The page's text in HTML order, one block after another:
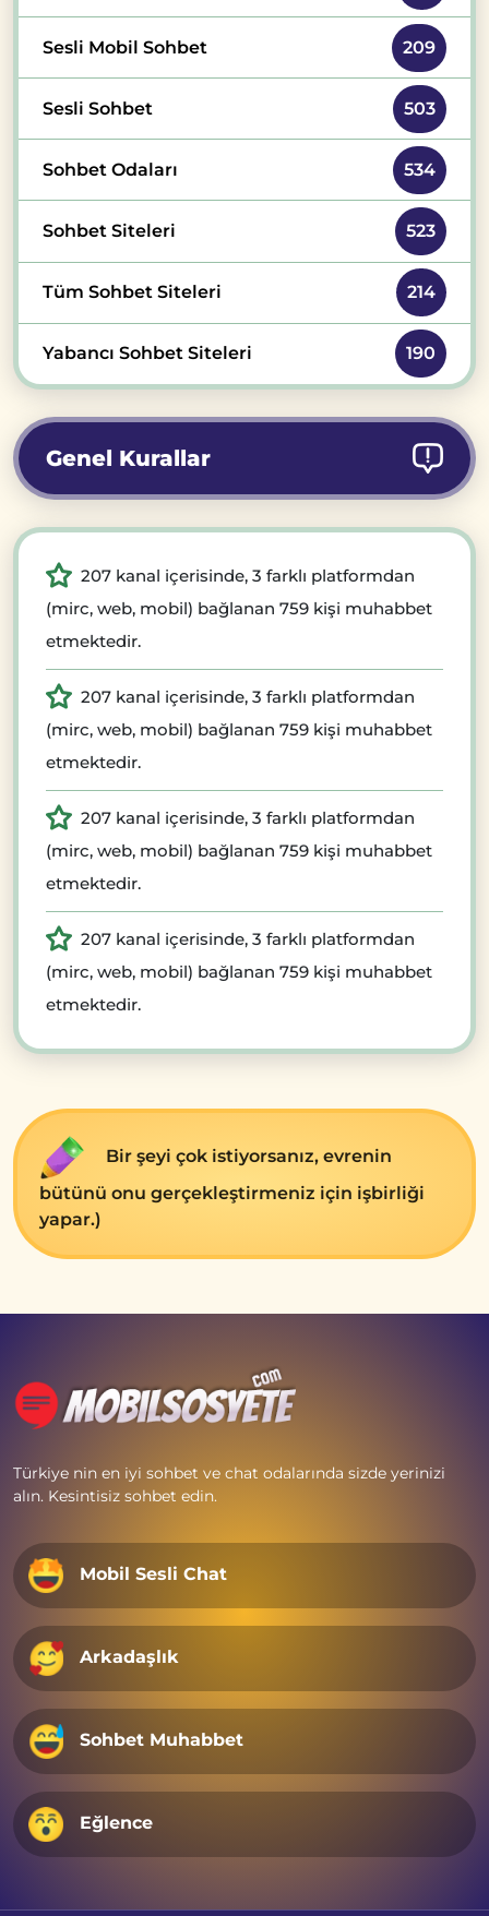
Sesli Mobil Sohbet 209
Sesli Sohbet 503
Sohbet Odaları 534
Sohbet Siteleri 523
Tüm Sohbet Siteleri 214
Yabancı Sohbet Siteleri 190
Genel Kurallar
207 kanal içerisinde, 3 farklı platformdan
(mirc, web, mobil) bağlanan 759 kişi muhabbet
etmektedir.
207 kanal içerisinde, 3 farklı platformdan
(mirc, web, mobil) bağlanan 759 kişi muhabbet
etmektedir.
207 kanal içerisinde, 3 farklı platformdan
(mirc, web, mobil) bağlanan 759 kişi muhabbet
etmektedir.
207 kanal içerisinde, 3 farklı platformdan
(mirc, web, mobil) bağlanan 759 kişi muhabbet
etmektedir.
Bir şeyi çok istiyorsanız, evrenin
bütünü onu gerçekleştirmeniz için işbirliği
yapar.)
Türkiye nin en iyi sohbet ve chat odalarında sizde yerinizi
alın. Kesintisiz sohbet edin.
Mobil Sesli Chat
Arkadaşlık
Sohbet Muhabbet
Eğlence